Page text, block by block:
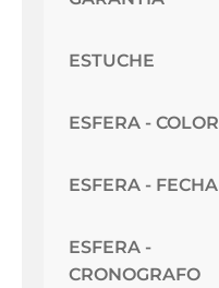
ESTUCHE
ESFERA - COLOR
ESFERA - FECHA
ESFERA -
CRONOGRAFO